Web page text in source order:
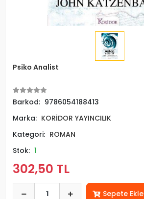
Psiko Analist
Barkod: 9786054188413
Marka: KORİDOR YAYINCILIK
Kategori: ROMAN
Stok: 1
302,50 TL
Sepete Ekle